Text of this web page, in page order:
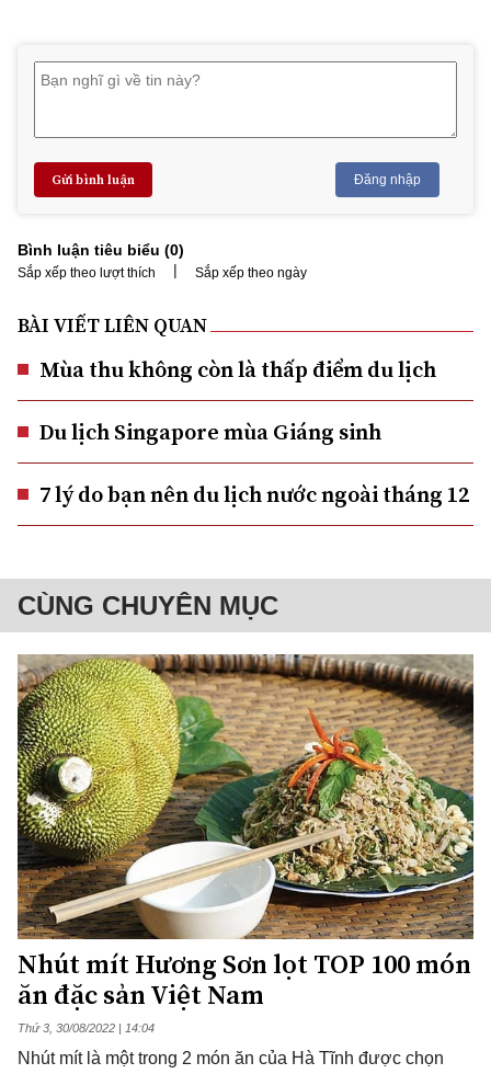
Gửi bình luận Đăng nhập
Bình luận tiêu biểu (0)
Sắp xếp theo lượt thích | Sắp xếp theo ngày
BÀI VIẾT LIÊN QUAN
Mùa thu không còn là thấp điểm du lịch
Du lịch Singapore mùa Giáng sinh
7 lý do bạn nên du lịch nước ngoài tháng 12
CÙNG CHUYÊN MỤC
Nhút mít Hương Sơn lọt TOP 100 món
ăn đặc sản Việt Nam
Thứ 3, 30/08/2022 | 14:04
Nhút mít là một trong 2 món ăn của Hà Tĩnh được chọn